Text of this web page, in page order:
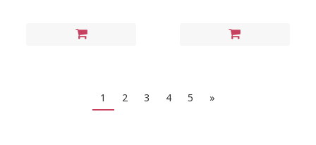
1 2 3 4 5 »